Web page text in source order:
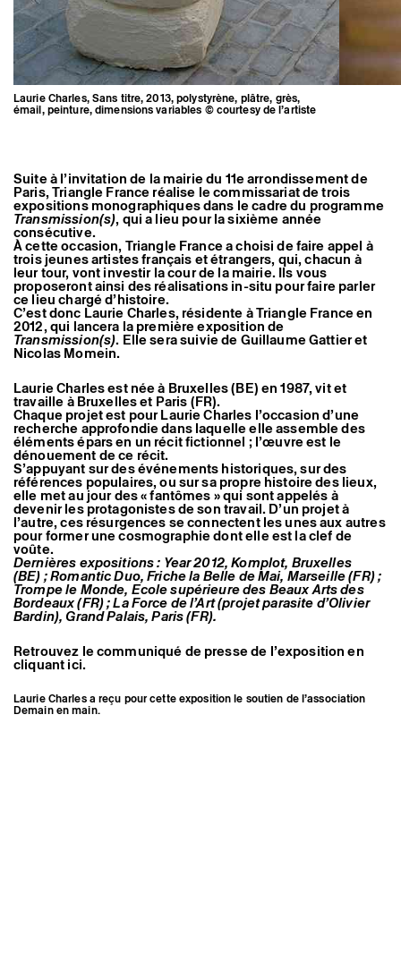
Laurie Charles, Sans titre, 2013, polystyrène, plâtre, grès,
émail, peinture, dimensions variables © courtesy de l’artiste
Suite à l’invitation de la mairie du 11e arrondissement de
Paris, Triangle France réalise le commissariat de trois
expositions monographiques dans le cadre du programme
Transmission(s), qui a lieu pour la sixième année
consécutive.
À cette occasion, Triangle France a choisi de faire appel à
trois jeunes artistes français et étrangers, qui, chacun à
leur tour, vont investir la cour de la mairie. Ils vous
proposeront ainsi des réalisations in-situ pour faire parler
ce lieu chargé d’histoire.
C’est donc Laurie Charles, résidente à Triangle France en
2012, qui lancera la première exposition de
Transmission(s). Elle sera suivie de Guillaume Gattier et
Nicolas Momein.
Laurie Charles est née à Bruxelles (BE) en 1987, vit et
travaille à Bruxelles et Paris (FR).
Chaque projet est pour Laurie Charles l’occasion d’une
recherche approfondie dans laquelle elle assemble des
éléments épars en un récit fictionnel ; l’œuvre est le
dénouement de ce récit.
S’appuyant sur des événements historiques, sur des
références populaires, ou sur sa propre histoire des lieux,
elle met au jour des « fantômes » qui sont appelés à
devenir les protagonistes de son travail. D’un projet à
l’autre, ces résurgences se connectent les unes aux autres
pour former une cosmographie dont elle est la clef de
voûte.
Dernières expositions : Year 2012, Komplot, Bruxelles
(BE) ; Romantic Duo, Friche la Belle de Mai, Marseille (FR) ;
Trompe le Monde, Ecole supérieure des Beaux Arts des
Bordeaux (FR) ; La Force de l’Art (projet parasite d’Olivier
Bardin), Grand Palais, Paris (FR).
Retrouvez le communiqué de presse de l’exposition en
cliquant ici.
Laurie Charles a reçu pour cette exposition le soutien de l’association
Demain en main.